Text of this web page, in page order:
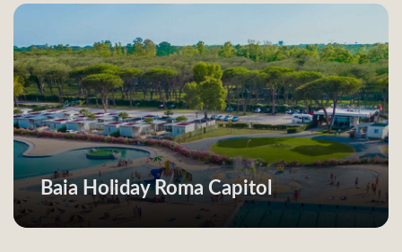
Baia Holiday Roma Capitol